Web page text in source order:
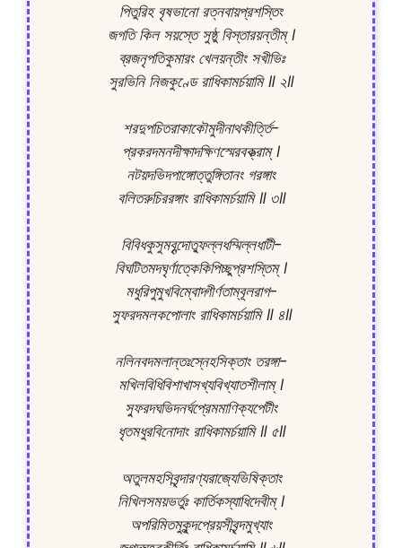
পিতুরিহ বৃষভানো রত্নবায়প্রশস্তিং
জগতি কিল সয়স্তে সুষ্ঠু বিস্তারয়ন্তীম্ ।
ব্রজনৃপতিকুমারং খেলয়ন্তীং সখীভিঃ
সুরভিনি নিজকুণ্ডে রাধিকামর্চয়ামি ॥ ২॥
শরদুপচিতরাকাকৌমুদীনাথকীর্ত্তি-
প্রকরদমনদীক্ষাদক্ষিণস্মেরবক্ত্রাম্ ।
নটয়দভিদপাঙ্গোত্তুঙ্গিতানং গরঙ্গাং
বলিতরুচিররঙ্গাং রাধিকামর্চয়ামি ॥ ৩॥
বিবিধকুসুমবৃন্দোত্ফুল্লধম্মিল্লধাটী-
বিঘটিতমদঘৃর্ণাত্কেকিপিচ্ছুপ্রশস্তিম্ ।
মধুরিপুমুখবিম্বোদ্গীর্ণতাম্বূলরাগ-
স্ফুরদমলকপোলাং রাধিকামর্চয়ামি ॥ ৪॥
নলিনবদমলান্তঃস্নেহসিক্তাং তরঙ্গা-
মখিলবিধিবিশাখাসখ্যবিখ্যাতশীলাম্ ।
স্ফুরদঘভিদনর্ঘপ্রেমমাণিক্যপেটীং
ধৃতমধুরবিনোদাং রাধিকামর্চয়ামি ॥ ৫॥
অতুলমহসিবৃন্দারণ্যরাজ্যেভিষিক্তাং
নিখিলসময়ভর্তুঃ কার্তিকস্যাধিদেবীম্ ।
অপরিমিতমুকুন্দপ্রেয়সীবৃন্দমুখ্যাং